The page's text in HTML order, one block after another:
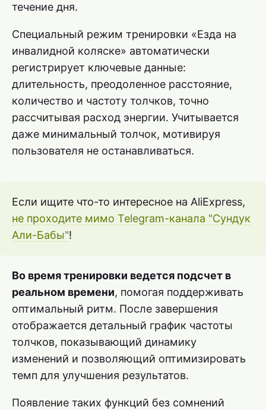
течение дня.
Специальный режим тренировки «Езда на
инвалидной коляске» автоматически
регистрирует ключевые данные:
длительность, преодоленное расстояние,
количество и частоту толчков, точно
рассчитывая расход энергии. Учитывается
даже минимальный толчок, мотивируя
пользователя не останавливаться.
Если ищите что-то интересное на AliExpress,
не проходите мимо Telegram-канала "Сундук
Али-Бабы"!
Во время тренировки ведется подсчет в
реальном времени, помогая поддерживать
оптимальный ритм. После завершения
отображается детальный график частоты
толчков, показывающий динамику
изменений и позволяющий оптимизировать
темп для улучшения результатов.
Появление таких функций без сомнений